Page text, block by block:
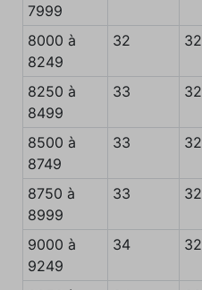
7999
8000 à
8249
32 32
8250 à
8499
33 32
8500 à
8749
33 32
8750 à
8999
33 32
9000 à
9249
34 32